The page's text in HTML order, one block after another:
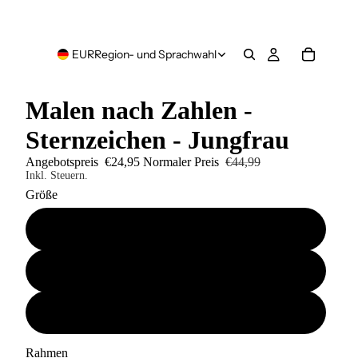
EURRegion- und Sprachwahl
Malen nach Zahlen -
Sternzeichen - Jungfrau
Angebotspreis €24,95 Normaler Preis €44,99
Inkl. Steuern.
Größe
Rahmen